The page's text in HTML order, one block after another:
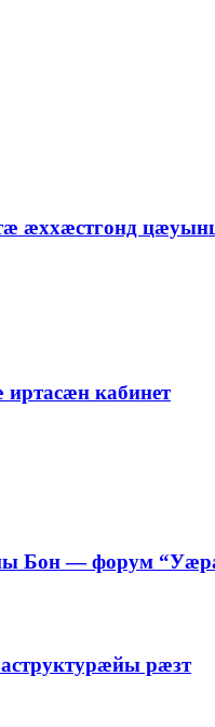
æххæстгонд
кабинет
Бон — форум
рæзт